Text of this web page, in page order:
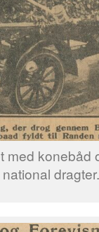
med
national dragter.